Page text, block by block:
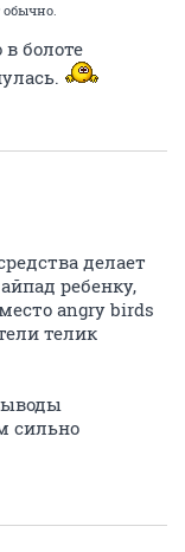
болоте
делает
ребенку,
angry birds
телик
сильно